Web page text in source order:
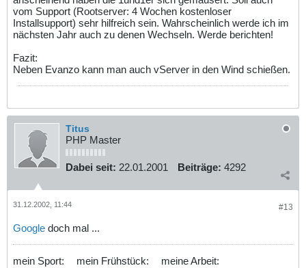
vom Support (Rootserver: 4 Wochen kostenloser
Installsupport) sehr hilfreich sein. Wahrscheinlich werde ich im
nächsten Jahr auch zu denen Wechseln. Werde berichten!
Fazit:
Neben Evanzo kann man auch vServer in den Wind schießen.
Titus
PHP Master
Dabei seit: 22.01.2001 Beiträge: 4292
#13
31.12.2002, 11:44
Google doch mal ...
mein Sport: mein Frühstück: meine Arbeit: